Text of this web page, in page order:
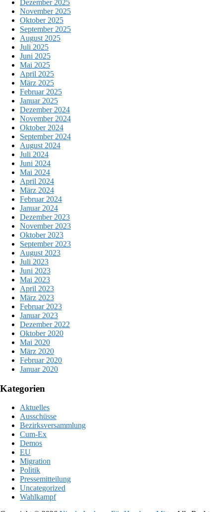
Dezember 2025
November 2025
Oktober 2025
September 2025
August 2025
Juli 2025
Juni 2025
Mai 2025
April 2025
März 2025
Februar 2025
Januar 2025
Dezember 2024
November 2024
Oktober 2024
September 2024
August 2024
Juli 2024
Juni 2024
Mai 2024
April 2024
März 2024
Februar 2024
Januar 2024
Dezember 2023
November 2023
Oktober 2023
September 2023
August 2023
Juli 2023
Juni 2023
Mai 2023
April 2023
März 2023
Februar 2023
Januar 2023
Dezember 2022
Oktober 2020
Mai 2020
März 2020
Februar 2020
Januar 2020
Kategorien
Aktuelles
Ausschüsse
Bezirksversammlung
Cum-Ex
Demos
EU
Migration
Politik
Pressemitteilung
Uncategorized
Wahlkampf